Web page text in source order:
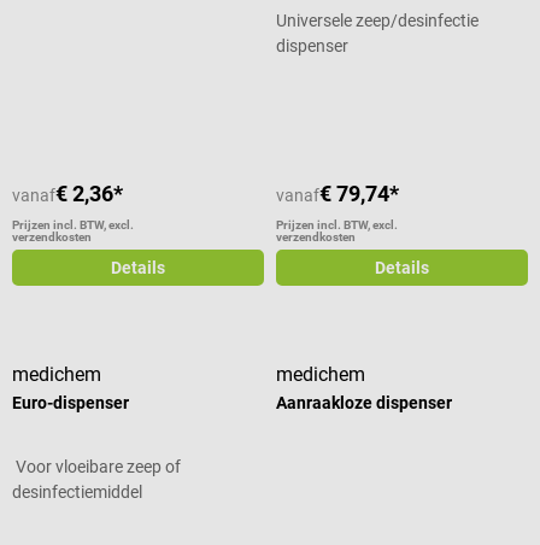
vanaf€ 2,36*
Prijzen incl. BTW, excl.
verzendkosten
Details
Universele zeep/desinfectie
dispenser
vanaf€ 79,74*
Prijzen incl. BTW, excl.
verzendkosten
Details
medichem
Euro-dispenser
Voor vloeibare zeep of
desinfectiemiddel
medichem
Aanraakloze dispenser